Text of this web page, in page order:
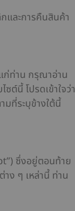
และการคืนสินค้า
ก่ท่าน กรุณาอ่าน
ต์นี้ โปรดเข้าใจว่า
มที่ระบุข้างใต้นี้
ซึ่งอยู่ตอนท้าย
าง ๆ เหล่านี้ ท่าน